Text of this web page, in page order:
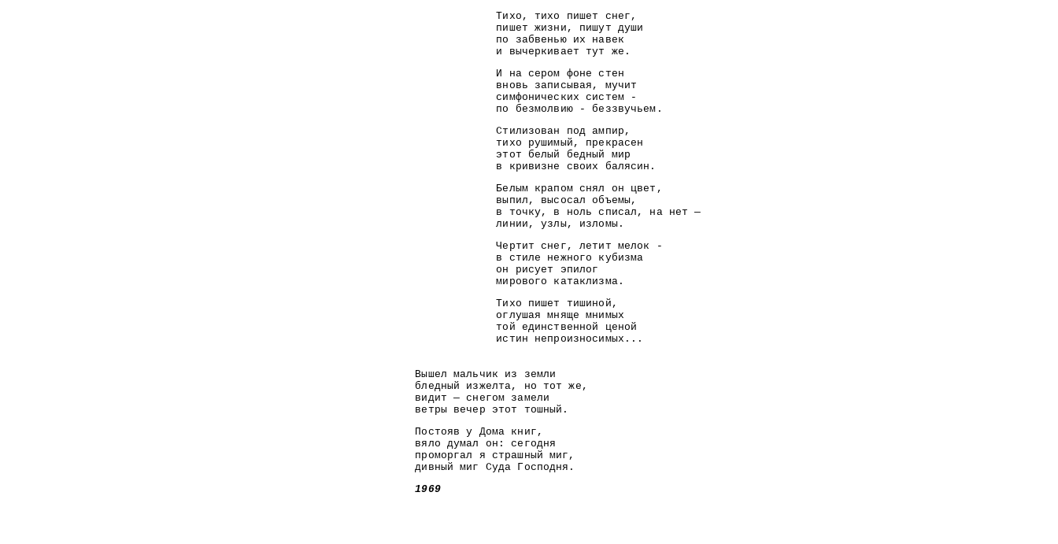
Тихо, тихо пишет снег,
пишет жизни, пишут души
по забвенью их навек
и вычеркивает тут же.
И на сером фоне стен
вновь записывая, мучит
симфонических систем -
по безмолвию - беззвучьем.
Стилизован под ампир,
тихо рушимый, прекрасен
этот белый бедный мир
в кривизне своих балясин.
Белым крапом снял он цвет,
выпил, высосал объемы,
в точку, в ноль списал, на нет —
линии, узлы, изломы.
Чертит снег, летит мелок -
в стиле нежного кубизма
он рисует эпилог
мирового катаклизма.
Тихо пишет тишиной,
оглушая мняще мнимых
той единственной ценой
истин непроизносимых...
Вышел мальчик из земли
бледный изжелта, но тот же,
видит — снегом замели
ветры вечер этот тошный.
Постояв у Дома книг,
вяло думал он: сегодня
проморгал я страшный миг,
дивный миг Суда Господня.
1969